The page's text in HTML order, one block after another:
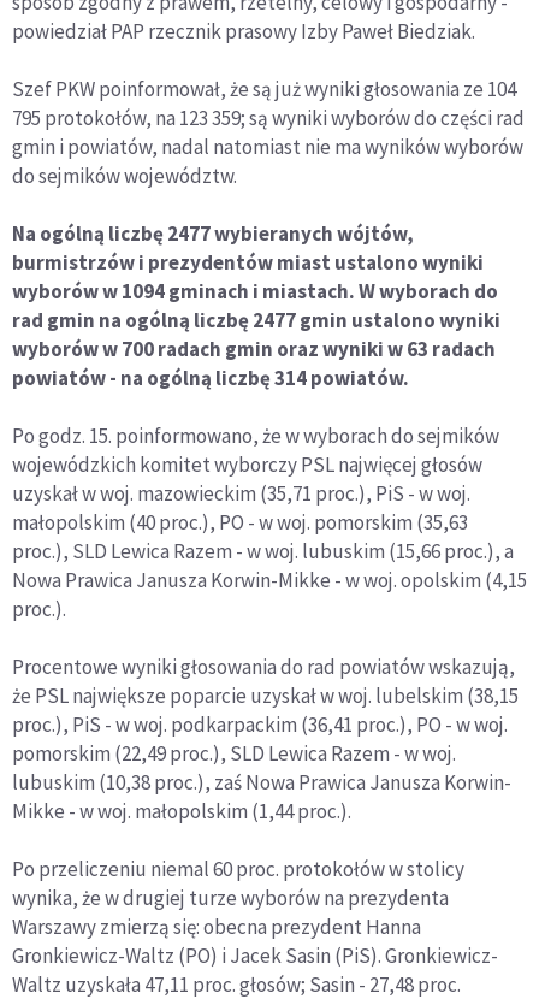
powiedział PAP rzecznik prasowy Izby Paweł Biedziak.
Szef PKW poinformował, że są już wyniki głosowania ze 104
795 protokołów, na 123 359; są wyniki wyborów do części rad
gmin i powiatów, nadal natomiast nie ma wyników wyborów
do sejmików województw.
Na ogólną liczbę 2477 wybieranych wójtów,
burmistrzów i prezydentów miast ustalono wyniki
wyborów w 1094 gminach i miastach. W wyborach do
rad gmin na ogólną liczbę 2477 gmin ustalono wyniki
wyborów w 700 radach gmin oraz wyniki w 63 radach
powiatów - na ogólną liczbę 314 powiatów.
Po godz. 15. poinformowano, że w wyborach do sejmików
wojewódzkich komitet wyborczy PSL najwięcej głosów
uzyskał w woj. mazowieckim (35,71 proc.), PiS - w woj.
małopolskim (40 proc.), PO - w woj. pomorskim (35,63
proc.), SLD Lewica Razem - w woj. lubuskim (15,66 proc.), a
Nowa Prawica Janusza Korwin-Mikke - w woj. opolskim (4,15
proc.).
Procentowe wyniki głosowania do rad powiatów wskazują,
że PSL największe poparcie uzyskał w woj. lubelskim (38,15
proc.), PiS - w woj. podkarpackim (36,41 proc.), PO - w woj.
pomorskim (22,49 proc.), SLD Lewica Razem - w woj.
lubuskim (10,38 proc.), zaś Nowa Prawica Janusza Korwin-
Mikke - w woj. małopolskim (1,44 proc.).
Po przeliczeniu niemal 60 proc. protokołów w stolicy
wynika, że w drugiej turze wyborów na prezydenta
Warszawy zmierzą się: obecna prezydent Hanna
Gronkiewicz-Waltz (PO) i Jacek Sasin (PiS). Gronkiewicz-
Waltz uzyskała 47,11 proc. głosów; Sasin - 27,48 proc.